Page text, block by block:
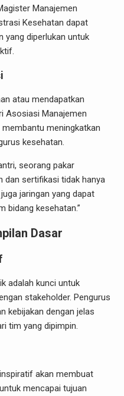
Manajemen
Kesehatan dapat
yang diperlukan untuk
atau mendapatkan
Asosiasi Manajemen
meningkatkan
kesehatan.
seorang pakar
dan sertifikasi tidak hanya
jaringan yang dapat
bidang kesehatan.”
Dasar
adalah kunci untuk
stakeholder. Pengurus
kebijakan dengan jelas
tim yang dipimpin.
akan membuat
mencapai tujuan